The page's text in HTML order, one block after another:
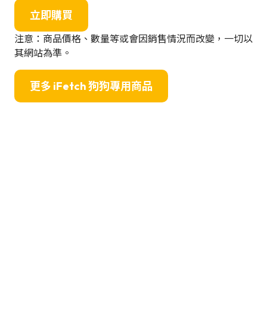
立即購買
注意：商品價格、數量等或會因銷售情況而改變，一切以
其網站為準。
更多 iFetch 狗狗專用商品